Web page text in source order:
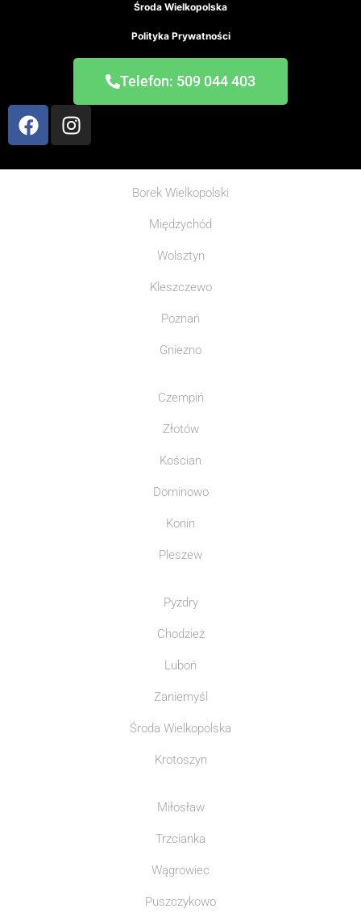
Środa Wielkopolska
Polityka Prywatności
Telefon: 509 044 403
Borek Wielkopolski
Międzychód
Wolsztyn
Kleszczewo
Poznań
Gniezno
Czempiń
Złotów
Kościan
Dominowo
Konin
Pleszew
Pyzdry
Chodzież
Luboń
Zaniemyśl
Środa Wielkopolska
Krotoszyn
Miłosław
Trzcianka
Wągrowiec
Puszczykowo